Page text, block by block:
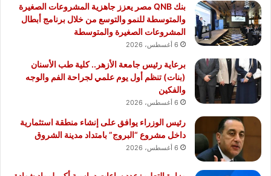
بنك QNB مصر يعزز جاهزية المشروعات الصغيرة
والمتوسطة للنمو والتوسع من خلال برنامج أبطال
المشروعات الصغيرة والمتوسطة
6 أغسطس، 2026
برعاية رئيس جامعة الأزهر.. كلية طب الأسنان
(بنات) تنظم أول يوم علمي لجراحة الفم والوجه
والفكين
6 أغسطس، 2026
رئيس الوزراء يوافق على إنشاء منطقة استثمارية
داخل مشروع “البروج” بامتداد مدينة الشروق
6 أغسطس، 2026